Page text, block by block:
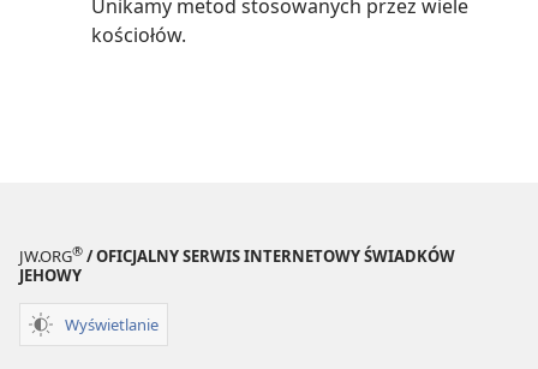
Unikamy metod stosowanych przez wiele
kościołów.
JW.ORG® / OFICJALNY SERWIS INTERNETOWY ŚWIADKÓW
JEHOWY
Wyświetlanie